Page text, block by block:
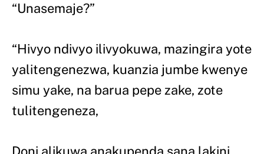
“Unasemaje?”
“Hivyo ndivyo ilivyokuwa, mazingira yote
yalitengenezwa, kuanzia jumbe kwenye
simu yake, na barua pepe zake, zote
tulitengeneza,